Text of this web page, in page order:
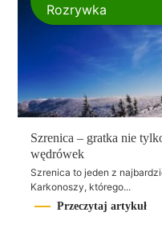
Szrenica – gratka nie
wędrówek
Szrenica to jeden z
Karkonoszy, którego...
Przeczytaj artykuł
Rozrywka